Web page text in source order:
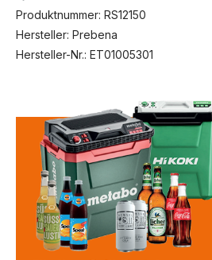
Produktnummer: RS12150
Hersteller: Prebena
Hersteller-Nr.: ET01005301